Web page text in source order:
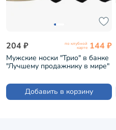
204 ₽ по клубной
карте 144 ₽
Мужские носки "Трио" в банке
"Лучшему продажнику в мире"
Добавить в корзину